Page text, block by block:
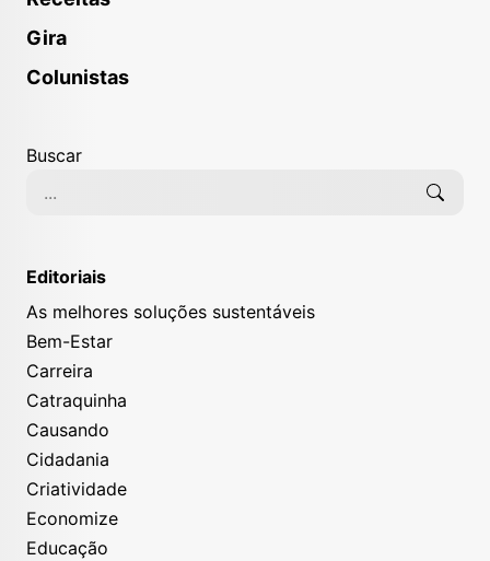
Gira
Colunistas
Buscar
Editoriais
As melhores soluções sustentáveis
Bem-Estar
Carreira
Catraquinha
Causando
Cidadania
Criatividade
Economize
Educação